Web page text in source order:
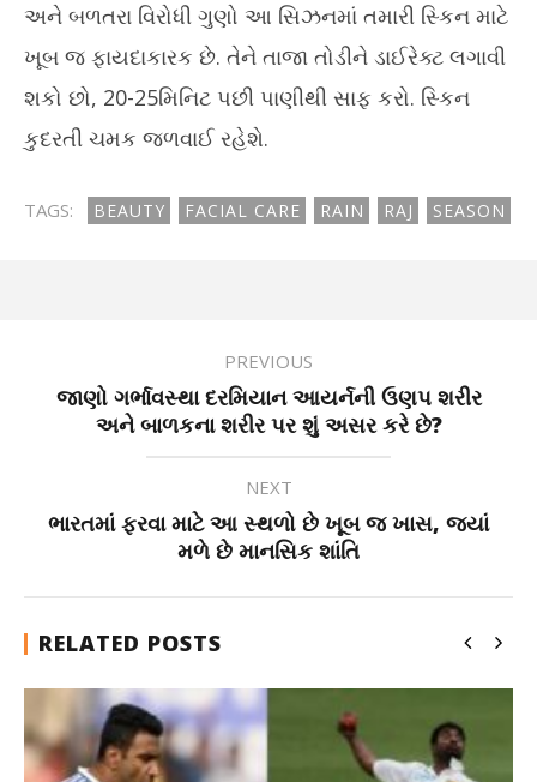
અને બળતરા વિરોધી ગુણો આ સિઝનમાં તમારી સ્કિન માટે
ખૂબ જ ફાયદાકારક છે. તેને તાજા તોડીને ડાઈરેક્ટ લગાવી
શકો છો, 20-25મિનિટ પછી પાણીથી સાફ કરો. સ્કિન
કુદરતી ચમક જળવાઈ રહેશે.
TAGS: BEAUTY FACIAL CARE RAIN RAJ SEASON
PREVIOUS
જાણો ગર્ભાવસ્થા દરમિયાન આયર્નની ઉણપ શરીર
અને બાળકના શરીર પર શું અસર કરે છે?
NEXT
ભારતમાં ફરવા માટે આ સ્થળો છે ખૂબ જ ખાસ, જ્યાં
મળે છે માનસિક શાંતિ
RELATED POSTS